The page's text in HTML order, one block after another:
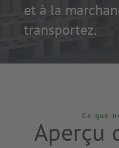
et à la
transportez.
Ce que
Aperçu